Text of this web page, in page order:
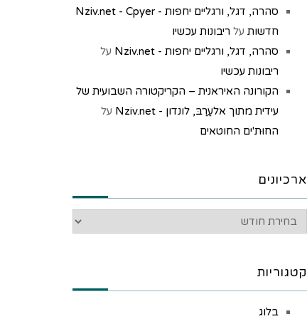
סהרה, דגל, ורגליים יחפות - Nziv.net - Cpyer
חדשות על ריבונות עכשיו
סהרה, דגל, ורגליים יחפות - Nziv.net
על
ריבונות עכשיו
הקורונה האיראנית – הקריקטורה השבועית של
עידית מתוך אלעַרַבּ, לונדון - Nziv.net
על
החוּת'ים החוטאים
ארכיונים
קטגוריות
בלוג